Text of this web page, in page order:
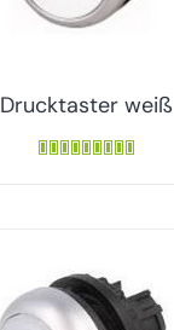
Drucktaster weiß